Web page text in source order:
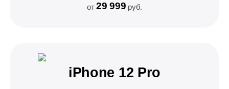
от29 999 руб.
iPhone 12 Pro